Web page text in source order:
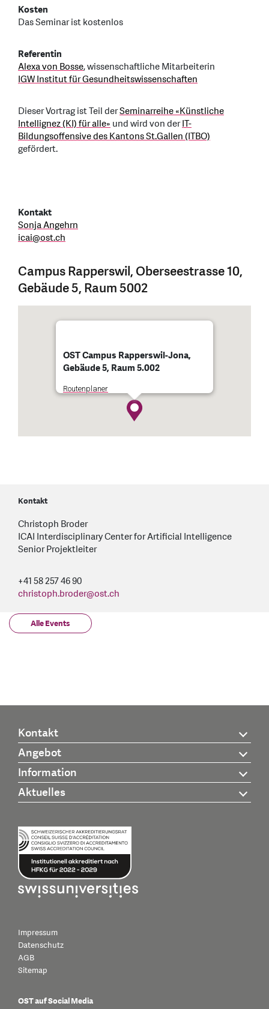
Kosten
Das Seminar ist kostenlos
Referentin
Alexa von Bosse, wissenschaftliche Mitarbeiterin
IGW Institut für Gesundheitswissenschaften
Dieser Vortrag ist Teil derSeminarreihe «Künstliche
Intellignez (KI) für alle» und wird von derIT-
Bildungsoffensive des Kantons St.Gallen (ITBO)
gefördert.
Kontakt
Sonja Angehrn
icai@ost.ch
Campus Rapperswil, Oberseestrasse 10,
Gebäude 5, Raum 5002
OST Campus Rapperswil-Jona,
Gebäude 5, Raum 5.002
Routenplaner
Kontakt
Christoph Broder
ICAI Interdisciplinary Center for Artificial Intelligence
Senior Projektleiter
+41 58 257 46 90
christoph.broder@ost.ch
Alle Events
Kontakt
Angebot
Information
Aktuelles
Impressum
Datenschutz
AGB
Sitemap
OST auf Social Media